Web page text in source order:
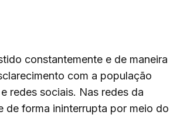
constantemente e de maneira
com a população
redes sociais. Nas redes da
de forma ininterrupta por meio do